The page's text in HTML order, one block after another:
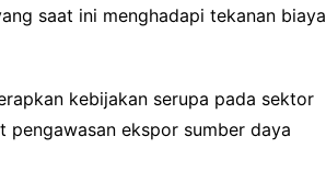
saat ini menghadapi tekanan biaya
kebijakan serupa pada sektor
pengawasan ekspor sumber daya